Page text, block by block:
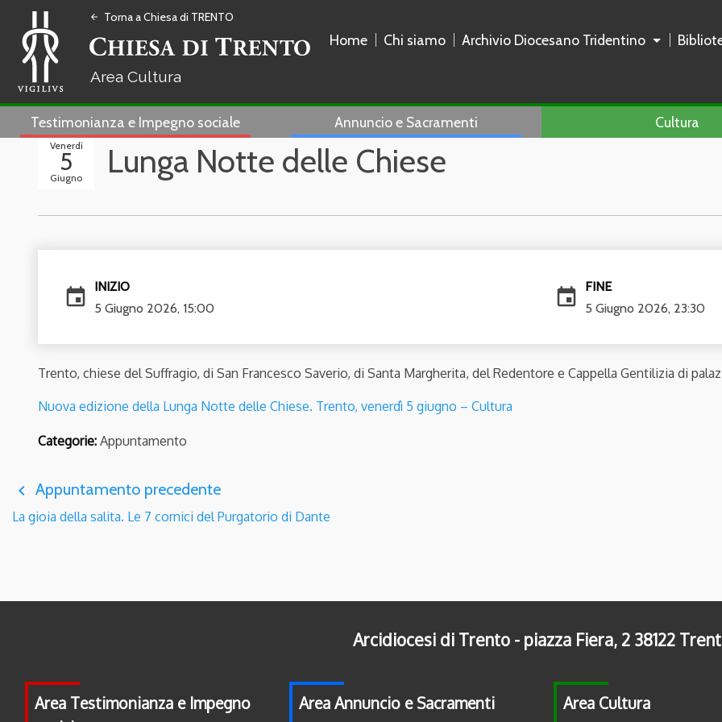
arrow_back Torna a Chiesa di TRENTO
Cultura
Home Chi siamo Archivio Diocesano Tridentino
Testimonianza e Impegno sociale Annuncio e Sacramenti Cultura
Venerdì
5
Giugno Lunga Notte delle Chiese
event
INIZIO
5 Giugno 2026, 15:00
event
FINE
5 Giugno 2026, 23:30
Trento, chiese del Suffragio, di San Francesco Saverio, di Santa Margherita, del Redentore e Cappella Gentilizia di
Nuova edizione della Lunga Notte delle Chiese. Trento, venerdì 5 giugno – Cultura
Categorie: Appuntamento
navigate_before Appuntamento precedente
La gioia della salita. Le 7 cornici del Purgatorio di Dante
Arcidiocesi di Trento - piazza Fiera, 2 38122
Area Testimonianza e Impegno
Area Annuncio e Sacramenti Area Cultura